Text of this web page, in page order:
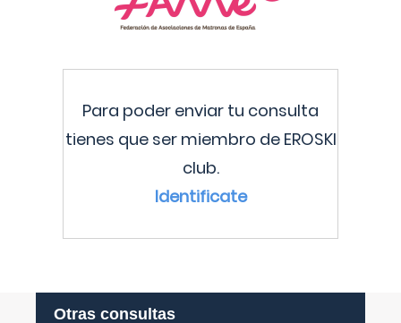
Para poder enviar tu consulta
tienes que ser miembro de EROSKI
club.
Identificate
Otras consultas